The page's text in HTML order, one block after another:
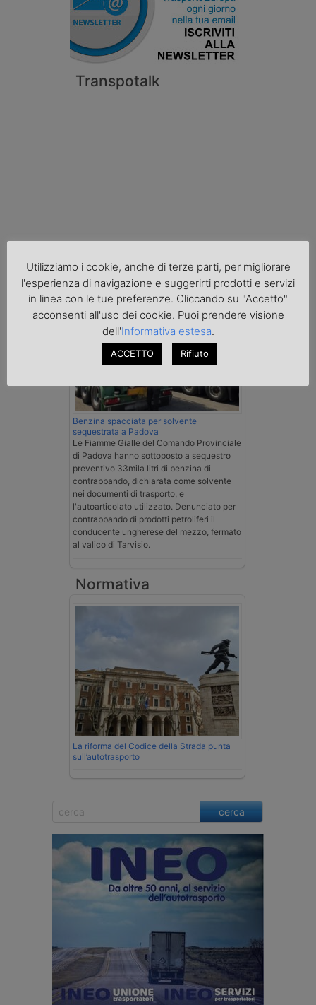
Transpotalk
Benzina spacciata per solvente
sequestrata a Padova
Le Fiamme Gialle del Comando Provinciale
di Padova hanno sottoposto a sequestro
preventivo 33mila litri di benzina di
contrabbando, dichiarata come solvente
nei documenti di trasporto, e
l'autoarticolato utilizzato. Denunciato per
contrabbando di prodotti petroliferi il
conducente ungherese del mezzo, fermato
al valico di Tarvisio.
Normativa
La riforma del Codice della Strada punta
sull’autotrasporto
cerca
Utilizziamo i cookie, anche di terze parti, per migliorare
l'esperienza di navigazione e suggerirti prodotti e servizi
in linea con le tue preferenze. Cliccando su "Accetto"
acconsenti all'uso dei cookie. Puoi prendere visione
dell'Informativa estesa.
ACCETTO Rifiuto